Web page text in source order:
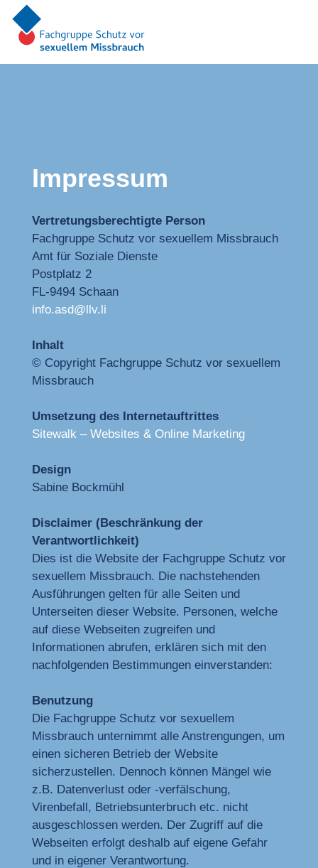
Impressum
Vertretungsberechtigte Person
Fachgruppe Schutz vor sexuellem Missbrauch
Amt für Soziale Dienste
Postplatz 2
FL-9494 Schaan
info.asd@llv.li
Inhalt
© Copyright Fachgruppe Schutz vor sexuellem
Missbrauch
Umsetzung des Internetauftrittes
Sitewalk – Websites & Online Marketing
Design
Sabine Bockmühl
Disclaimer (Beschränkung der
Verantwortlichkeit)
Dies ist die Website der Fachgruppe Schutz vor
sexuellem Missbrauch. Die nachstehenden
Ausführungen gelten für alle Seiten und
Unterseiten dieser Website. Personen, welche
auf diese Webseiten zugreifen und
Informationen abrufen, erklären sich mit den
nachfolgenden Bestimmungen einverstanden:
Benutzung
Die Fachgruppe Schutz vor sexuellem
Missbrauch unternimmt alle Anstrengungen, um
einen sicheren Betrieb der Website
sicherzustellen. Dennoch können Mängel wie
z.B. Datenverlust oder -verfälschung,
Virenbefall, Betriebsunterbruch etc. nicht
ausgeschlossen werden. Der Zugriff auf die
Webseiten erfolgt deshalb auf eigene Gefahr
und in eigener Verantwortung.